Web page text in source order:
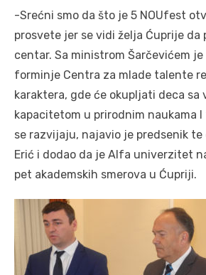
-Srećni smo da što je 5 NOUfest
prosvete jer se vidi želja Ćuprije da
centar. Sa ministrom Šarčevićem
forminje Centra za mlade talente
karaktera, gde će okupljati deca sa
kapacitetom u prirodnim naukama
se razvijaju, najavio je predsenik te
Erić i dodao da je Alfa univerzitet
pet akademskih smerova u Ćupriji.